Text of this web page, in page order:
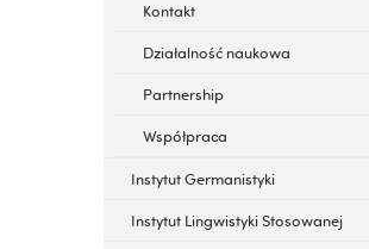
Kontakt
Działalność naukowa
Partnership
Współpraca
Instytut Germanistyki
Instytut Lingwistyki Stosowanej